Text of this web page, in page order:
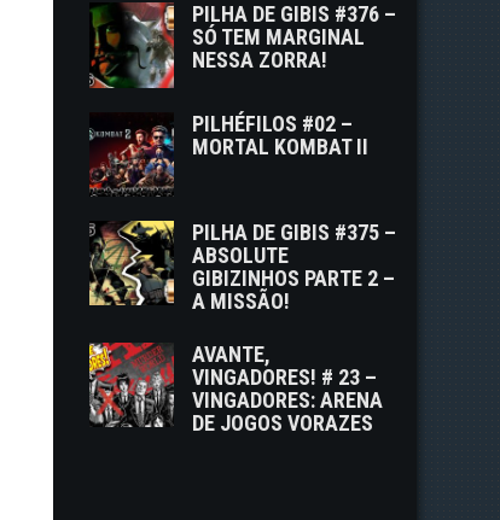
PILHA DE GIBIS #376 –
SÓ TEM MARGINAL
NESSA ZORRA!
PILHÉFILOS #02 –
MORTAL KOMBAT II
PILHA DE GIBIS #375 –
ABSOLUTE
GIBIZINHOS PARTE 2 –
A MISSÃO!
AVANTE,
VINGADORES! # 23 –
VINGADORES: ARENA
DE JOGOS VORAZES